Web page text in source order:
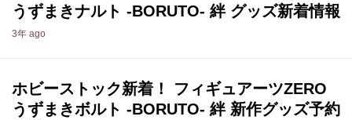
うずまきナルト -BORUTO- 絆 グッズ新着情報
3年 ago
ホビーストック新着！ フィギュアーツZERO
うずまきボルト -BORUTO- 絆 新作グッズ予約